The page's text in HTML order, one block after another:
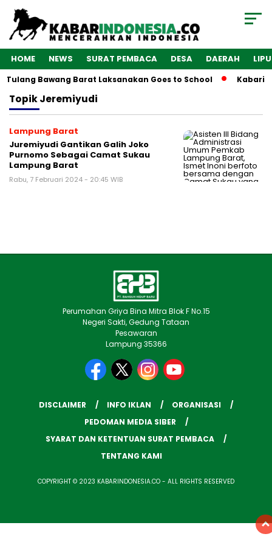
HOME NEWS SURAT PEMBACA DESA DAERAH
Tulang Bawang Barat Laksanakan Goes to School
TopikJeremiyudi
Lampung Barat
Juremiyudi Gantikan Galih Joko
Purnomo Sebagai Camat Sukau
Lampung Barat
Rabu, 7 Februari 2024 - 20:45 WIB
Perumahan Griya Bina Mitra Blok F No.15
Negeri Sakti, Gedung Tataan
Pesawaran
Lampung 35366
DISCLAIMER INFO IKLAN
ORGANISASI
PEDOMAN MEDIA SIBER
SYARAT DAN KETENTUAN SURAT PEMBACA
TENTANG KAMI
COPYRIGHT © 2023 KABARINDONESIA.CO - ALL RIGHTS RESERVED